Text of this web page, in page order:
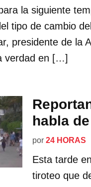
la siguiente
tipo de cambio
presidente de la
verdad en […]
habla
por 24 HORAS
Esta tarde
tiroteo que